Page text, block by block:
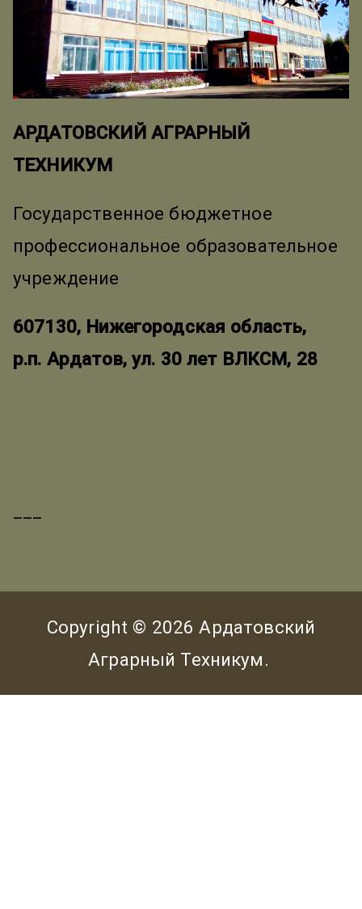
АРДАТОВСКИЙ АГРАРНЫЙ
ТЕХНИКУМ
Государственное бюджетное
профессиональное образовательное
учреждение
607130, Нижегородская область,
р.п. Ардатов, ул. 30 лет ВЛКСМ, 28
Copyright © 2026 Ардатовский
Аграрный Техникум.